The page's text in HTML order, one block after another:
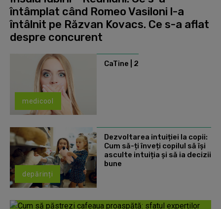
întâmplat când Romeo Vasiloni l-a
întâlnit pe Răzvan Kovacs. Ce s-a aflat
despre concurent
medicool
CaTine | 2
depărinți
Dezvoltarea intuiției la copii:
Cum să-ți înveți copilul să își
asculte intuiția și să ia decizii
bune